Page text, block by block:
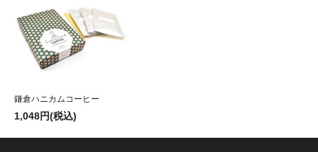
鎌倉ハニカムコーヒー
1,048円(税込)